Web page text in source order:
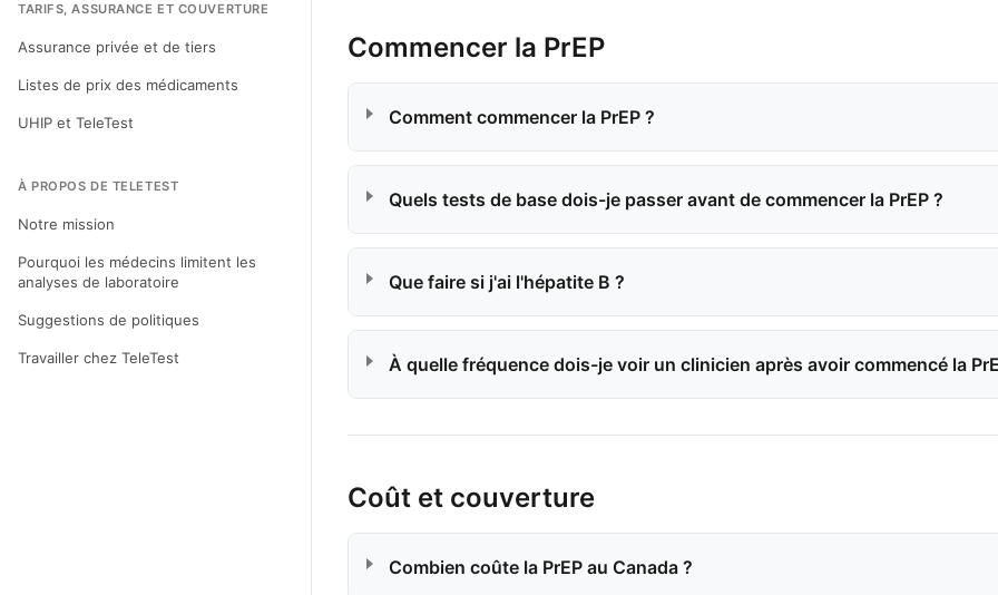
TARIFS, ASSURANCE ET COUVERTURE
Assurance privée et de tiers
Listes de prix des médicaments
UHIP et TeleTest
À PROPOS DE TELETEST
Notre mission
Pourquoi les médecins limitent les
analyses de laboratoire
Suggestions de politiques
Travailler chez TeleTest
Commencer la PrEP
Comment commencer la PrEP ?
Quels tests de base dois-je passer avant de commencer la PrEP ?
Que faire si j'ai l'hépatite B ?
À quelle fréquence dois-je voir un clinicien après avoir commencé la
Coût et couverture
Combien coûte la PrEP au Canada ?